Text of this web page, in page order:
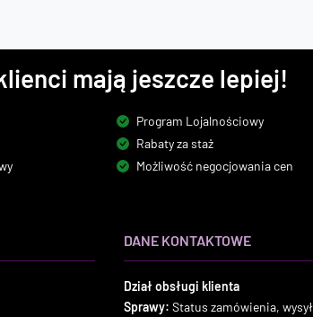
mają jeszcze lepiej!
Program Lojalnościowy
Rabaty za staż
Możliwość negocjowania cen
DANE KONTAKTOWE
Dział obsługi klienta
Sprawy: Status zamówienia,